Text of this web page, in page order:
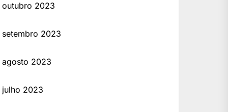
outubro 2023
setembro 2023
agosto 2023
julho 2023